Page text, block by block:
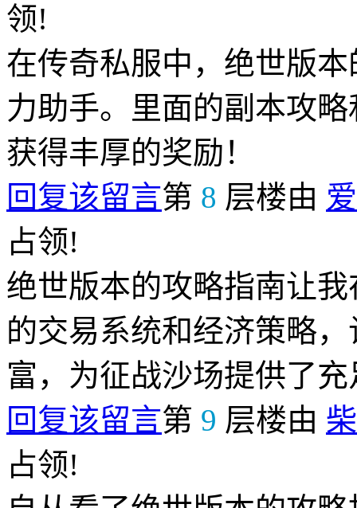
领!
在传奇私服中，绝世版
力助手。里面的副本攻
获得丰厚的奖励！
回复该留言第 8 层楼由
占领!
绝世版本的攻略指南让
的交易系统和经济策略
富，为征战沙场提供了
回复该留言第 9 层楼由
占领!